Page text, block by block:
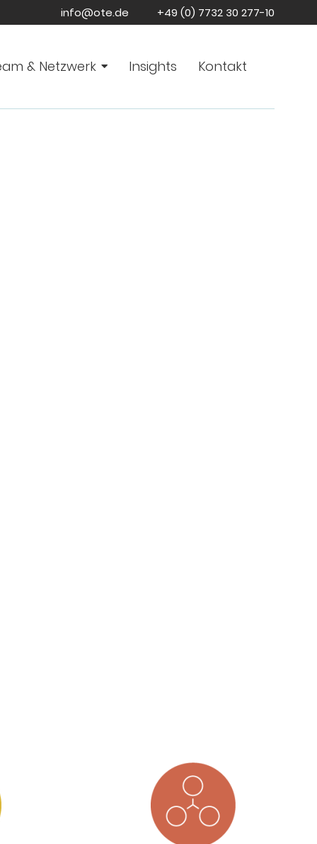
info@ote.de +49 (0) 7732 30 277-10
& Netzwerk Insights Kontakt